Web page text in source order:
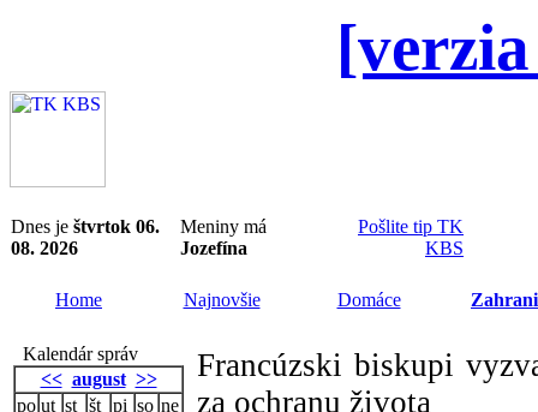
Dnes je štvrtok 06.
08. 2026
Meniny má
Jozefína
Pošlite tip TK
KBS
Home Najnovšie Domáce
Kalendár správ
<< august >>
po ut st št pi so ne
Francúzski biskupi
za ochranu života